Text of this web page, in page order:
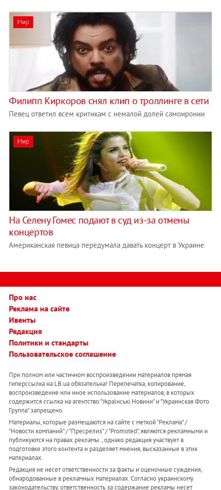
Мир
Филипп Киркоров снял клип о троллинге в сети
Певец ответил всем критикам с немалой долей самоиронии
Мир
На Селену Гомес подают в суд из-за отмены
концертов
Американская певица передумала давать концерт в Украине
Про нас
Реклама на сайте
Ивенты
Редакция
Политики и стандарты
Пользовательское соглашение
При полном или частичном воспроизведении материалов прямая
гиперссылка на LB.ua обязательна! Перепечатка, копирование,
воспроизведение или иное использование материалов, в которых
содержится ссылка на агентство "Українськi Новини" и "Украинская Фото
Группа" запрещено.
Материалы, которые размещаются на сайте с меткой "Реклама" /
"Новости компаний" / "Пресрелиз" / "Promoted", являются рекламными и
публикуются на правах рекламы. , однако редакция участвует в
подготовке этого контента и разделяет мнения, высказанные в этих
материалах.
Редакция не несет ответственности за факты и оценочные суждения,
обнародованные в рекламных материалах. Согласно украинскому
законодательству, ответственность за содержание рекламы несет